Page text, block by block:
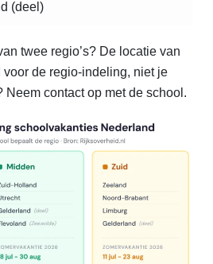
(deel)
twee regio’s? De locatie van
de regio-indeling, niet je
contact op met de school.